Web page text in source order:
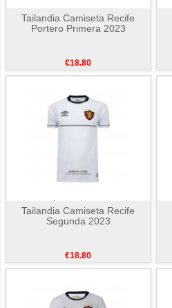
Tailandia Camiseta Recife
Portero Primera 2023
€18.80
Tailandia Camiseta Recife
Segunda 2023
€18.80